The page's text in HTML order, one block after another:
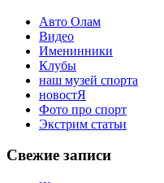
Авто Олам
Видео
Именинники
Клубы
наш музей спорта
новостЯ
Фото про спорт
Экстрим статьи
Свежие записи